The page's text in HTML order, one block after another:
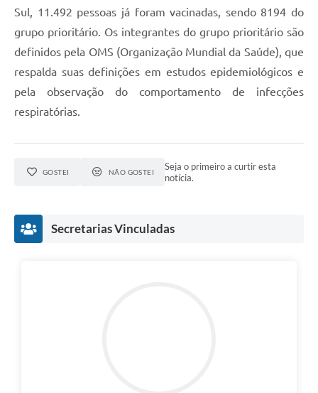
Sul, 11.492 pessoas já foram vacinadas, sendo 8194 do
grupo prioritário. Os integrantes do grupo prioritário são
definidos pela OMS (Organização Mundial da Saúde), que
respalda suas definições em estudos epidemiológicos e
pela observação do comportamento de infecções
respiratórias.
GOSTEI NÃO GOSTEI
Seja o primeiro a curtir esta
notícia.
Secretarias Vinculadas